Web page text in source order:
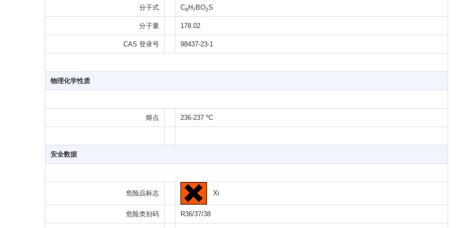
分子式 C8 H7 BO2S
分子量 178.02
CAS 登录号 98437-23-1
物理化学性质
熔点 236-237 ºC
安全数据
危险品标志 Xi
危险类别码 R36/37/38